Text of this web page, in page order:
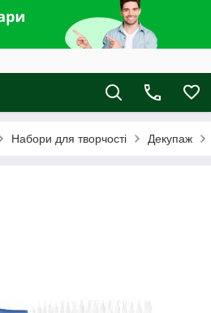
Набори для творчості Декупаж